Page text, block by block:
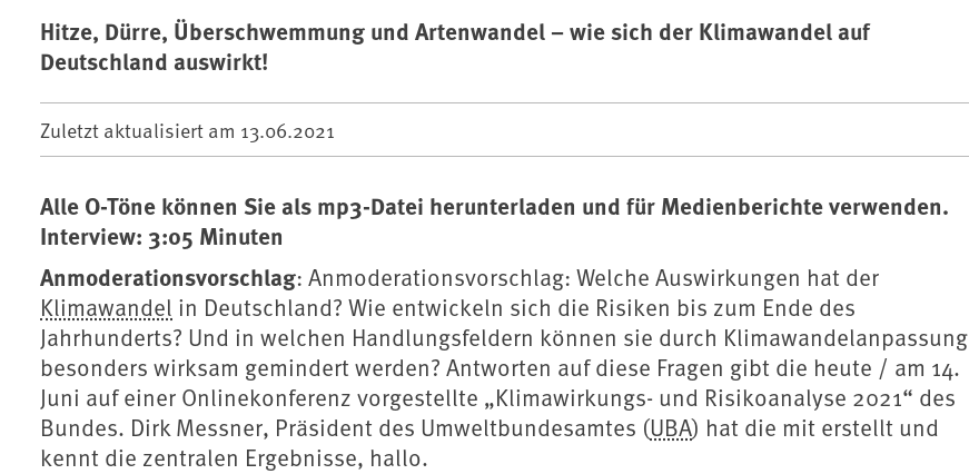
Hitze, Dürre, Überschwemmung und Artenwandel – wie sich der Klimawandel auf
Deutschland auswirkt!
Zuletzt aktualisiert am 13.06.2021
Alle O-Töne können Sie als mp3-Datei herunterladen und für Medienberichte verwenden.
Interview: 3:05 Minuten
Anmoderationsvorschlag: Anmoderationsvorschlag: Welche Auswirkungen hat der
Klimawandel in Deutschland? Wie entwickeln sich die Risiken bis zum Ende des
Jahrhunderts? Und in welchen Handlungsfeldern können sie durch Klimawandelanpassung
besonders wirksam gemindert werden? Antworten auf diese Fragen gibt die heute / am 14.
Juni auf einer Onlinekonferenz vorgestellte „Klimawirkungs- und Risikoanalyse 2021“ des
Bundes. Dirk Messner, Präsident des Umweltbundesamtes (UBA) hat die mit erstellt und
kennt die zentralen Ergebnisse, hallo.